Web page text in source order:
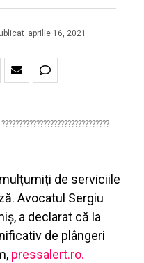
aprilie 16, 2021
???????????????????????????????
de serviciile
Avocatul Sergiu
a declarat că la
de plângeri
pressalert.ro.